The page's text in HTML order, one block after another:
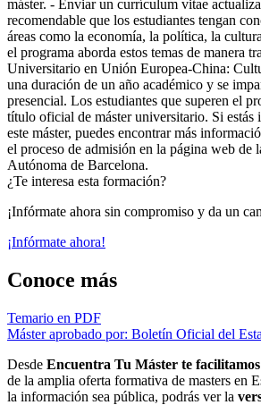
máster. - Enviar un currículum vitae
recomendable que los estudiantes tengan
áreas como la economía, la política, la
el programa aborda estos temas de manera
Universitario en Unión Europea-China:
una duración de un año académico y se
presencial. Los estudiantes que superen el
título oficial de máster universitario. Si estás
este máster, puedes encontrar más
el proceso de admisión en la página web de
Autónoma de Barcelona.
¿Te interesa esta formación?
¡Infórmate ahora sin compromiso y da un
¡Infórmate ahora!
Conoce más
Temario en PDF
Máster aprobado por: Boletín Oficial del
Desde Encuentra Tu Máster te facilitamos
de la amplia oferta formativa de masters en
la información sea pública, podrás ver la